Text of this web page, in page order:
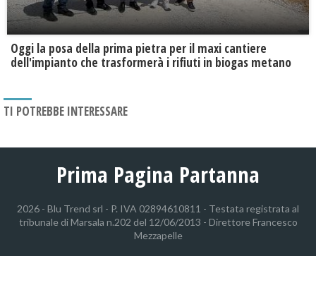
Oggi la posa della prima pietra per il maxi cantiere
dell'impianto che trasformerà i rifiuti in biogas metano
TI POTREBBE INTERESSARE
Prima Pagina Partanna
2026 - Blu Trend srl - P. IVA 02894610811 - Testata registrata al
tribunale di Marsala n.202 del 12/06/2013 - Direttore Francesco
Mezzapelle